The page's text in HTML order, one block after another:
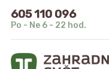
605 110 096
Po - Ne 6 - 22 hod.